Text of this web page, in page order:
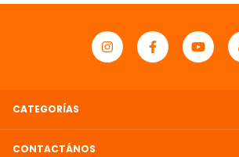
CATEGORÍAS
CONTACTÁNOS